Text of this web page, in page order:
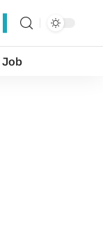
Job